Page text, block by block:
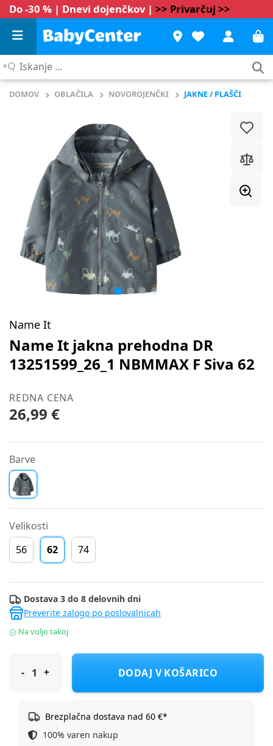
Do -30 % | Dnevi dojenčkov | >> Privarčuj >>
Iskanje
DOMOV OBLAČILA NOVOROJENČKI JAKNE / PLAŠČI
Name It
Name It jakna prehodna DR
13251599_26_1 NBMMAX F Siva 62
REDNA CENA
26,99 €
Barve
Velikosti
56
62 74
Dostava 3 do 8 delovnih dni
Preverite zalogo po poslovalnicah
Na voljo takoj
Name It jakna prehodna DR 13251599_26_1 NBMMAX F Siva 62
DODAJ V KOŠARICO
Brezplačna dostava nad 60 €*
100% varen nakup